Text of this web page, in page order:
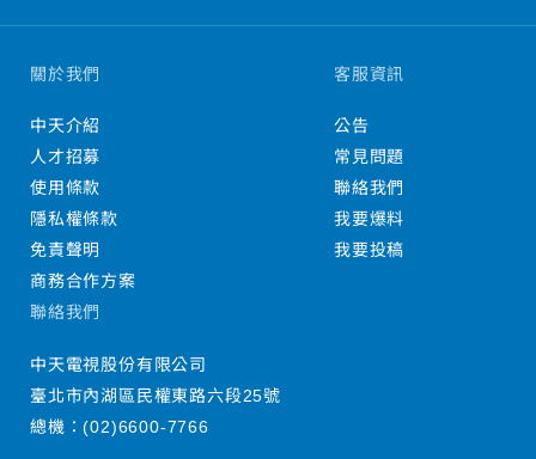
關於我們
中天介紹
人才招募
使用條款
隱私權條款
免責聲明
商務合作方案
客服資訊
公告
常見問題
聯絡我們
我要爆料
我要投稿
聯絡我們
中天電視股份有限公司
臺北市內湖區民權東路六段25號
總機：(02)6600-7766